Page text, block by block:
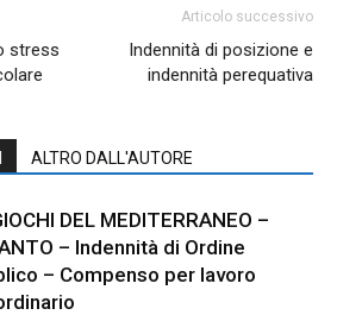
stress
Articolo successivo
Indennità di posizione e
indennità perequativa
ALTRO DALL'AUTORE
DEL MEDITERRANEO –
– Indennità di Ordine
– Compenso per lavoro